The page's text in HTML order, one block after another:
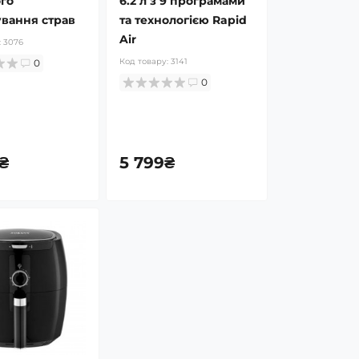
MR7786 водонепроникна з
Код товару:
1 199₴
999₴
страв
3076
0
та технологією Rapid
Air
Код товару:3141
0
5 799₴